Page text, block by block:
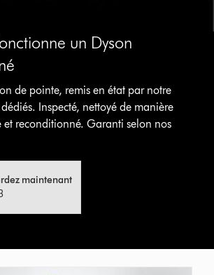
un Dyson
de pointe, remis en état par notre
dédiés. Inspecté, nettoyé de manière
et reconditionné. Garanti selon nos
maintenant